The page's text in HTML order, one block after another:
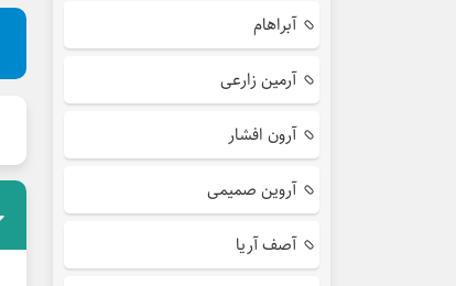
آبراهام
آرمین زارعی
آرون افشار
آروین صمیمی
آصف آریا